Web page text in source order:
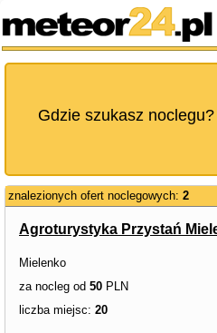
Gdzie szukasz noclegu?
znalezionych ofert noclegowych: 2
Agroturystyka Przystań
Mielenko
za nocleg od 50 PLN
liczba miejsc: 20